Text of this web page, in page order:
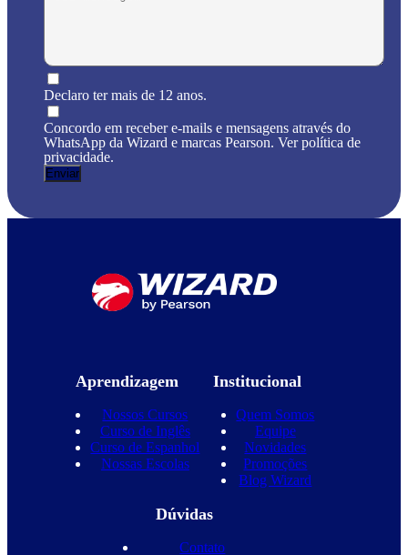
Declaro ter mais de 12 anos.
Concordo em receber e-mails e mensagens através do
WhatsApp da Wizard e marcas Pearson. Ver política de
privacidade.
Aprendizagem
Nossos Cursos
Curso de Inglês
Curso de Espanhol
Nossas Escolas
Institucional
Quem Somos
Equipe
Novidades
Promoções
Blog Wizard
Dúvidas
Contato